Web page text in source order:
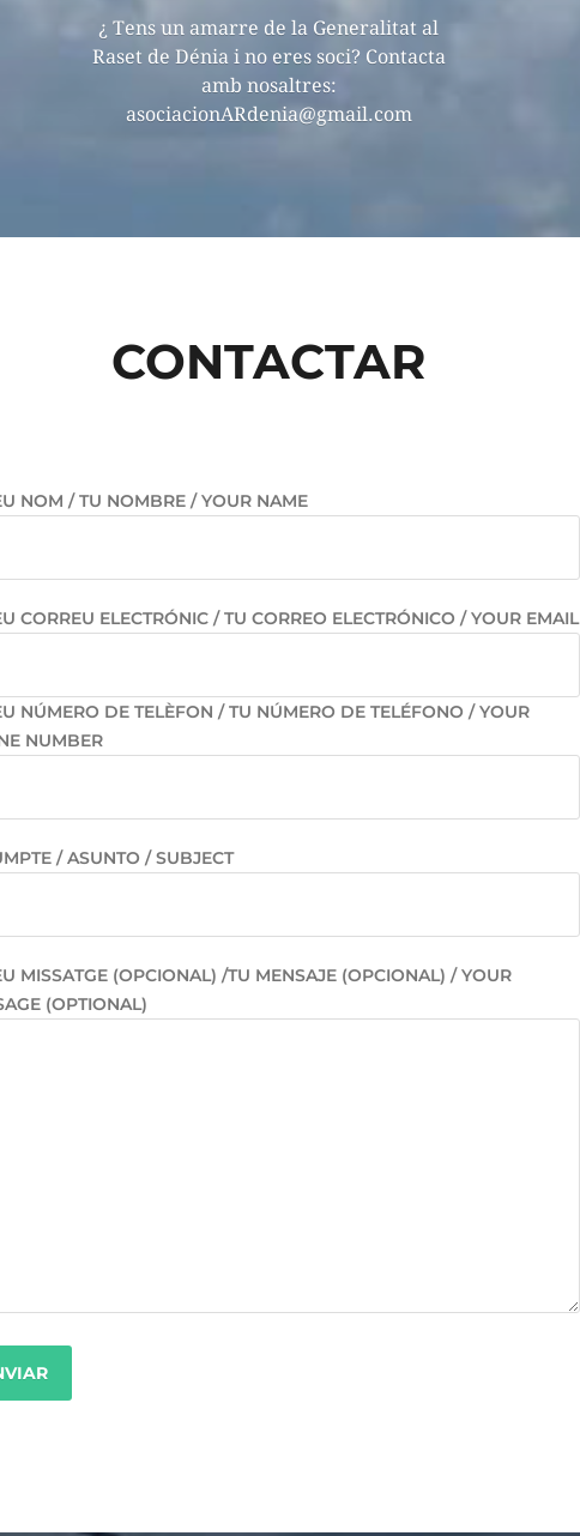
¿ Tens un amarre de la Generalitat al
Raset de Dénia i no eres soci? Contacta
amb nosaltres:
asociacionARdenia@gmail.com
CONTACTAR
NOM / TU NOMBRE / YOUR NAME
CORREU ELECTRÓNIC / TU CORREO ELECTRÓNICO / YOUR EMAIL
NÚMERO DE TELÈFON / TU NÚMERO DE TELÉFONO / YOUR
NUMBER
/ ASUNTO / SUBJECT
MISSATGE (OPCIONAL) /TU MENSAJE (OPCIONAL) / YOUR
(OPTIONAL)